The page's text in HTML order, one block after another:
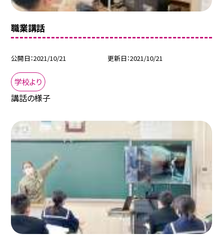
職業講話
公開日 2021/10/21 更新日 2021/10/21
学校より
講話の様子